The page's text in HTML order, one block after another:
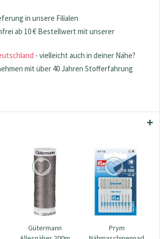
in unsere Filialen
ab 10 € Bestellwert mit unserer
- vielleicht auch in deiner Nähe?
mit über 40 Jahren Stofferfahrung
Gütermann
Prym